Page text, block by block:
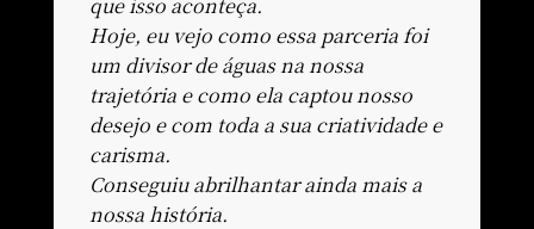
Hoje, eu vejo como essa parceria foi
um divisor de águas na nossa
trajetória e como ela captou nosso
desejo e com toda a sua criatividade e
carisma.
Conseguiu abrilhantar ainda mais a
nossa história.